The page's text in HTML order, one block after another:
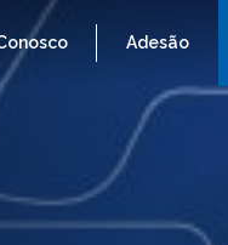
Adesão